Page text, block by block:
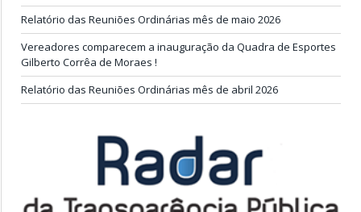
Relatório das Reuniões Ordinárias mês de maio 2026
Vereadores comparecem a inauguração da Quadra de Esportes
Gilberto Corrêa de Moraes !
Relatório das Reuniões Ordinárias mês de abril 2026